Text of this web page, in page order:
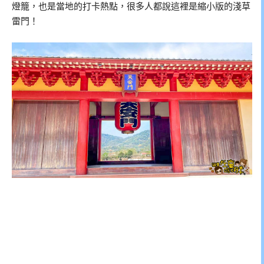
燈籠，也是當地的打卡熱點，很多人都說這裡是縮小版的淺草
雷門！